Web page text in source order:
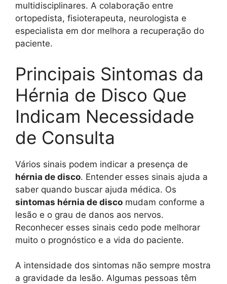
multidisciplinares. A colaboração entre
ortopedista, fisioterapeuta, neurologista e
especialista em dor melhora a recuperação do
paciente.
Principais Sintomas da
Hérnia de Disco Que
Indicam Necessidade
de Consulta
Vários sinais podem indicar a presença de
hérnia de disco. Entender esses sinais ajuda a
saber quando buscar ajuda médica. Os
sintomas hérnia de disco mudam conforme a
lesão e o grau de danos aos nervos.
Reconhecer esses sinais cedo pode melhorar
muito o prognóstico e a vida do paciente.
A intensidade dos sintomas não sempre mostra
a gravidade da lesão. Algumas pessoas têm